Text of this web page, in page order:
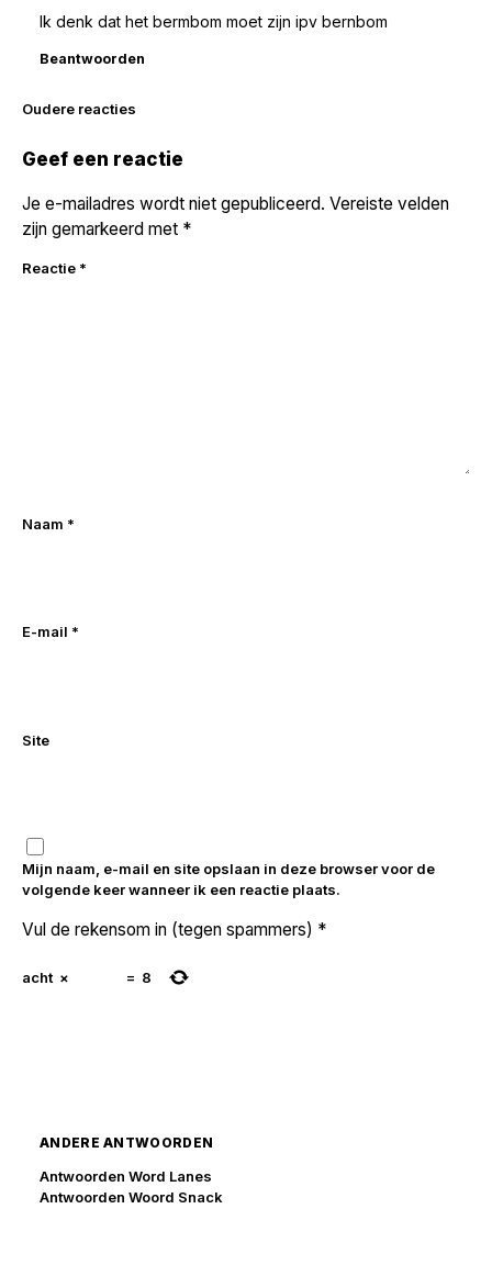
Ik denk dat het bermbom moet zijn ipv bernbom
Beantwoorden
Reacties
navigatie
Oudere reacties
Geef een reactie
Je e-mailadres wordt niet gepubliceerd. Vereiste velden
zijn gemarkeerd met *
Reactie *
Naam *
E-mail *
Site
Mijn naam, e-mail en site opslaan in deze browser voor de
volgende keer wanneer ik een reactie plaats.
Vul de rekensom in (tegen spammers) *
acht × = 8
ANDERE ANTWOORDEN
Antwoorden Word Lanes
Antwoorden Woord Snack